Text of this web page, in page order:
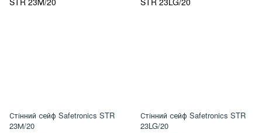
Стінний сейф Safetronics STR
23М/20
Стінний сейф Safetronics STR
23LG/20